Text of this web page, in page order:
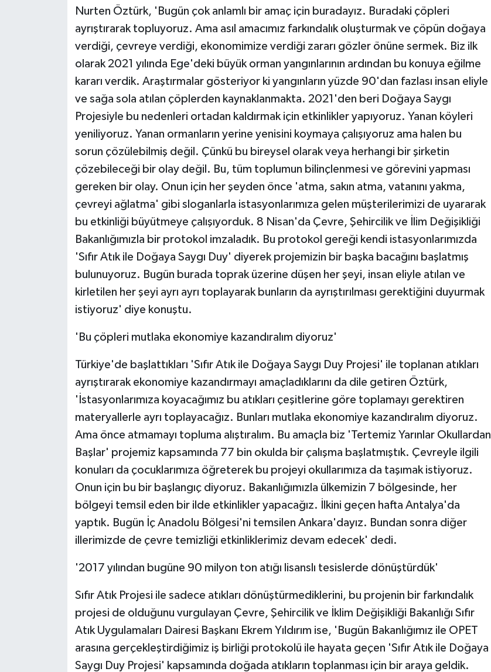
Nurten Öztürk, 'Bugün çok anlamlı bir amaç için buradayız. Buradaki çöpleri
ayrıştırarak topluyoruz. Ama asıl amacımız farkındalık oluşturmak ve çöpün doğaya
verdiği, çevreye verdiği, ekonomimize verdiği zararı gözler önüne sermek. Biz ilk
olarak 2021 yılında Ege'deki büyük orman yangınlarının ardından bu konuya eğilme
kararı verdik. Araştırmalar gösteriyor ki yangınların yüzde 90'dan fazlası insan eliyle
ve sağa sola atılan çöplerden kaynaklanmakta. 2021'den beri Doğaya Saygı
Projesiyle bu nedenleri ortadan kaldırmak için etkinlikler yapıyoruz. Yanan köyleri
yeniliyoruz. Yanan ormanların yerine yenisini koymaya çalışıyoruz ama halen bu
sorun çözülebilmiş değil. Çünkü bu bireysel olarak veya herhangi bir şirketin
çözebileceği bir olay değil. Bu, tüm toplumun bilinçlenmesi ve görevini yapması
gereken bir olay. Onun için her şeyden önce 'atma, sakın atma, vatanını yakma,
çevreyi ağlatma' gibi sloganlarla istasyonlarımıza gelen müşterilerimizi de uyararak
bu etkinliği büyütmeye çalışıyorduk. 8 Nisan'da Çevre, Şehircilik ve İlim Değişikliği
Bakanlığımızla bir protokol imzaladık. Bu protokol gereği kendi istasyonlarımızda
'Sıfır Atık ile Doğaya Saygı Duy' diyerek projemizin bir başka bacağını başlatmış
bulunuyoruz. Bugün burada toprak üzerine düşen her şeyi, insan eliyle atılan ve
kirletilen her şeyi ayrı ayrı toplayarak bunların da ayrıştırılması gerektiğini duyurmak
istiyoruz' diye konuştu.
'Bu çöpleri mutlaka ekonomiye kazandıralım diyoruz'
Türkiye'de başlattıkları 'Sıfır Atık ile Doğaya Saygı Duy Projesi' ile toplanan atıkları
ayrıştırarak ekonomiye kazandırmayı amaçladıklarını da dile getiren Öztürk,
'İstasyonlarımıza koyacağımız bu atıkları çeşitlerine göre toplamayı gerektiren
materyallerle ayrı toplayacağız. Bunları mutlaka ekonomiye kazandıralım diyoruz.
Ama önce atmamayı topluma alıştıralım. Bu amaçla biz 'Tertemiz Yarınlar Okullardan
Başlar' projemiz kapsamında 77 bin okulda bir çalışma başlatmıştık. Çevreyle ilgili
konuları da çocuklarımıza öğreterek bu projeyi okullarımıza da taşımak istiyoruz.
Onun için bu bir başlangıç diyoruz. Bakanlığımızla ülkemizin 7 bölgesinde, her
bölgeyi temsil eden bir ilde etkinlikler yapacağız. İlkini geçen hafta Antalya'da
yaptık. Bugün İç Anadolu Bölgesi'ni temsilen Ankara'dayız. Bundan sonra diğer
illerimizde de çevre temizliği etkinliklerimiz devam edecek' dedi.
'2017 yılından bugüne 90 milyon ton atığı lisanslı tesislerde dönüştürdük'
Sıfır Atık Projesi ile sadece atıkları dönüştürmediklerini, bu projenin bir farkındalık
projesi de olduğunu vurgulayan Çevre, Şehircilik ve İklim Değişikliği Bakanlığı Sıfır
Atık Uygulamaları Dairesi Başkanı Ekrem Yıldırım ise, 'Bugün Bakanlığımız ile OPET
arasına gerçekleştirdiğimiz iş birliği protokolü ile hayata geçen 'Sıfır Atık ile Doğaya
Saygı Duy Projesi' kapsamında doğada atıkların toplanması için bir araya geldik.